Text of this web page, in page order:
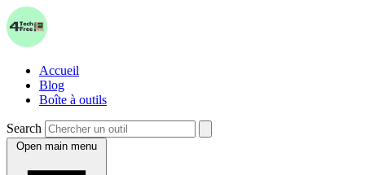
Accueil
Blog
Boîte à outils
Search
Open main menu